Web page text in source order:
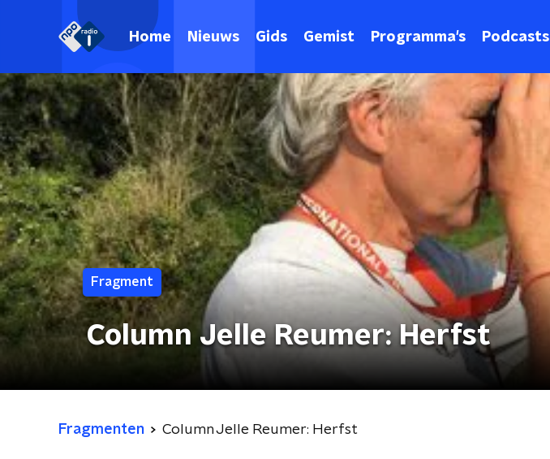
Home Nieuws Gids Gemist Programma's Podcasts
Fragment
Column Jelle Reumer: Herfst
Fragmenten Column Jelle Reumer: Herfst